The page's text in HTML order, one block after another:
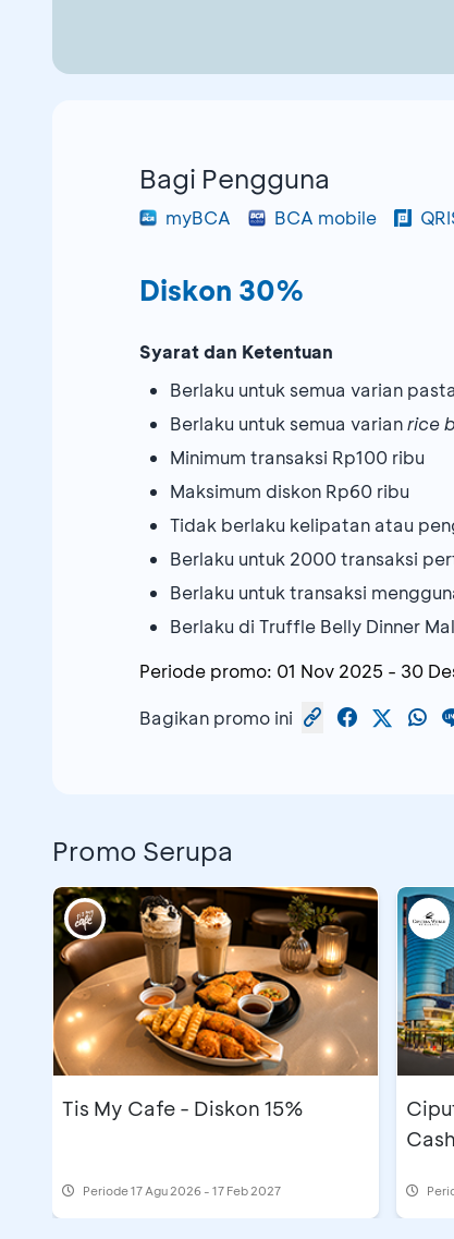
Bagi Pengguna
myBCA BCA mobile
Diskon 30%
Syarat dan Ketentuan
Berlaku untuk semua varian
Berlaku untuk semua varianrice
Minimum transaksi Rp100 ribu
Maksimum diskon Rp60 ribu
Tidak berlaku kelipatan atau
Berlaku untuk 2000 transaksi
Berlaku untuk transaksi
Berlaku di Truffle Belly Dinner
Periode promo: 01 Nov 2025 - 30
Bagikan promo ini
Promo Serupa
Tis My Cafe - Diskon 15%
Periode17 Agu 2026 - 17 Feb 2027